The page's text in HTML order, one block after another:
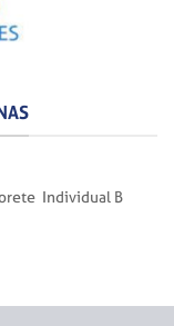
Individual B